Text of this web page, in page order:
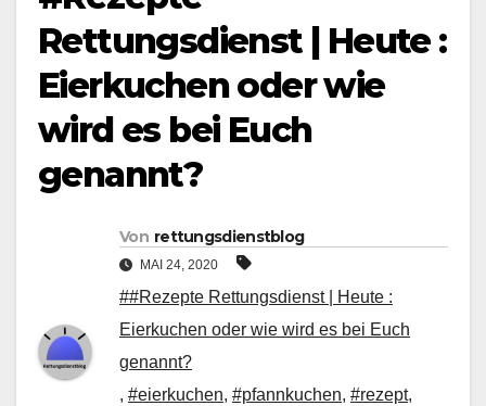
Rettungsdienst | Heute :
Eierkuchen oder wie
wird es bei Euch
genannt?
Von rettungsdienstblog
MAI 24, 2020
##Rezepte Rettungsdienst | Heute :
Eierkuchen oder wie wird es bei Euch
genannt?
, #eierkuchen, #pfannkuchen, #rezept,